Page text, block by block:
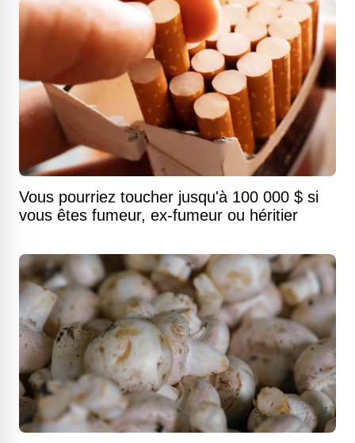
Vous pourriez toucher jusqu'à 100 000 $ si
vous êtes fumeur, ex-fumeur ou héritier